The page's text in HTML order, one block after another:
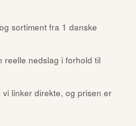
sortiment fra 1 danske
nedslag i forhold til
linker direkte, og prisen er